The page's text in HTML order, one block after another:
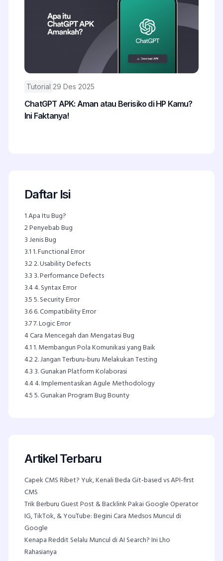
Tutorial 29 Des 2025
ChatGPT APK: Aman atau Berisiko di HP Kamu?
Ini Faktanya!
Daftar Isi
1Apa Itu Bug?
2Penyebab Bug
3Jenis Bug
3.11. Functional Error
3.22. Usability Defects
3.3 3. Performance Defects
3.44. Syntax Error
3.55. Security Error
3.66. Compatibility Error
3.77. Logic Error
4Cara Mencegah dan Mengatasi Bug
4.11. Membangun Pola Komunikasi yang Baik
4.22. Jangan Terburu-buru Melakukan Testing
4.3 3. Gunakan Platform Kolaborasi
4.44. Implementasikan Agule Methodology
4.55. Gunakan Program Bug Bounty
Artikel Terbaru
Capek CMS Ribet? Yuk, Kenali Beda Git-based vs API-first
CMS
Trik Berburu Guest Post & Backlink Pakai Google Operator
IG, TikTok, & YouTube: Begini Cara Medsos Muncul di
Google
Kenapa Reddit Selalu Muncul di AI Search? Ini Lho
Rahasianya